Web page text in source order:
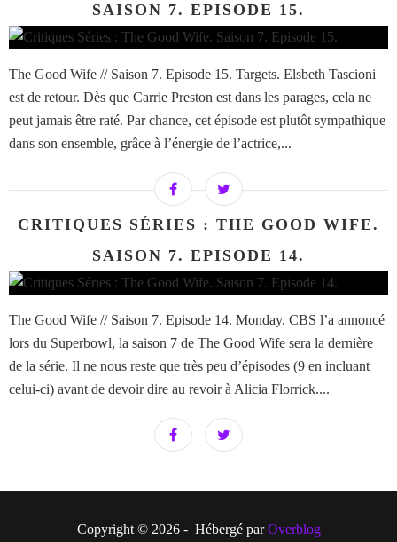
SAISON 7. EPISODE 15.
The Good Wife // Saison 7. Episode 15. Targets. Elsbeth Tascioni
est de retour. Dès que Carrie Preston est dans les parages, cela ne
peut jamais être raté. Par chance, cet épisode est plutôt sympathique
dans son ensemble, grâce à l’énergie de l’actrice,...
CRITIQUES SÉRIES : THE GOOD WIFE.
SAISON 7. EPISODE 14.
The Good Wife // Saison 7. Episode 14. Monday. CBS l’a annoncé
lors du Superbowl, la saison 7 de The Good Wife sera la dernière
de la série. Il ne nous reste que très peu d’épisodes (9 en incluant
celui-ci) avant de devoir dire au revoir à Alicia Florrick....
Copyright © 2026 - Hébergé parOverblog